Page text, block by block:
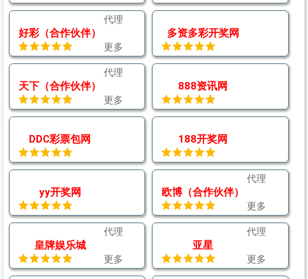
好彩（合作伙伴）
代理
更多
多资多彩开奖网
天下（合作伙伴）
代理
更多
888资讯网
DDC彩票包网 188开奖网
yy开奖网 欧博（合作伙伴）
代理
更多
皇牌娱乐城
代理
更多
亚星
代理
更多